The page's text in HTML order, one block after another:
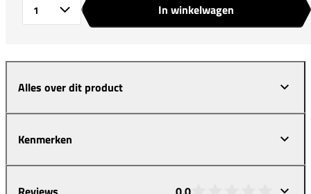
In winkelwagen
Alles over dit product
Kenmerken